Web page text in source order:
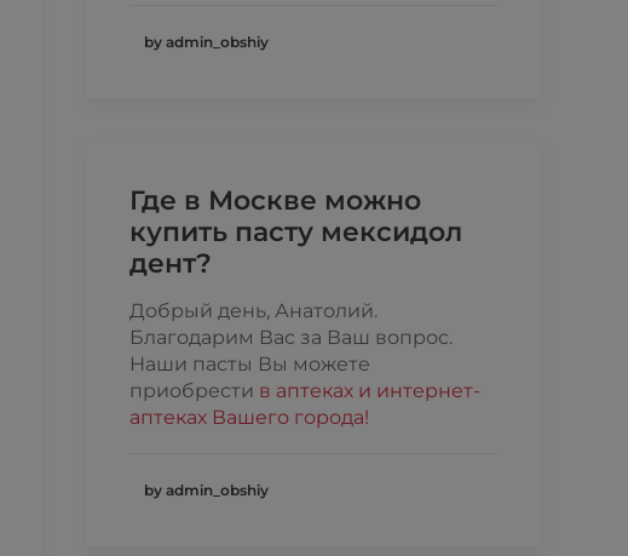
by admin_obshiy
Где в Москве можно
купить пасту мексидол
дент?
Добрый день, Анатолий.
Благодарим Вас за Ваш вопрос.
Наши пасты Вы можете
приобрести в аптеках и интернет-
аптеках Вашего города!
by admin_obshiy